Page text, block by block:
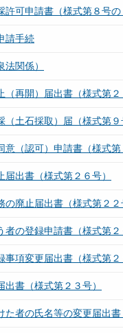
可申請書（様式第８号の
請手続
関係）
再開）届出書（様式第２
土石採取）届（様式第９
意（認可）申請書（様式第
出書（様式第２６号）
廃止届出書（様式第２２
の登録申請書（様式第２
項変更届出書（様式第２
書（様式第２３号）
た者の氏名等の変更届出書